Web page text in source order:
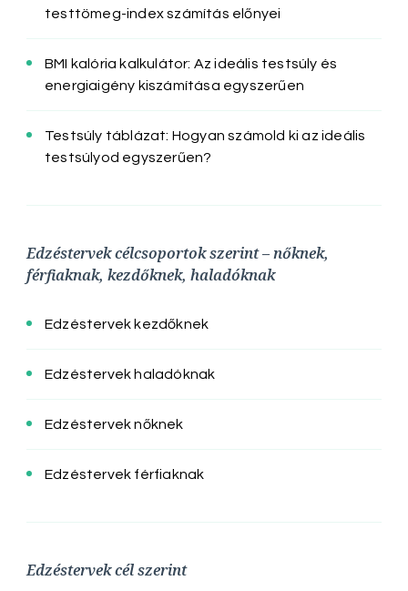
testtömeg-index számítás előnyei
BMI kalória kalkulátor: Az ideális testsúly és
energiaigény kiszámítása egyszerűen
Testsúly táblázat: Hogyan számold ki az ideális
testsúlyod egyszerűen?
Edzéstervek célcsoportok szerint – nőknek,
férfiaknak, kezdőknek, haladóknak
Edzéstervek kezdőknek
Edzéstervek haladóknak
Edzéstervek nőknek
Edzéstervek férfiaknak
Edzéstervek cél szerint